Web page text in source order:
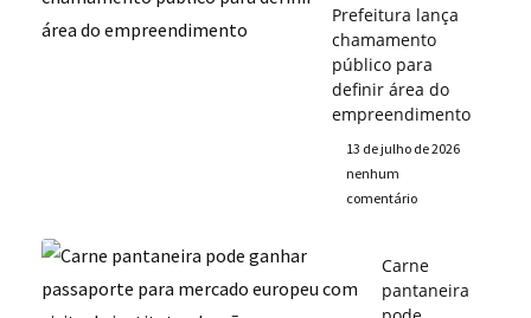
Prefeitura lança
chamamento
público para
definir área do
empreendimento
13 de julho de 2026
nenhum
comentário
Carne
pantaneira